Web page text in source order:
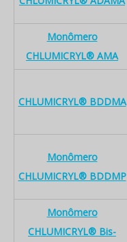
Monômero
CHLUMICRYL® AMA
CHLUMICRYL® BDDMA
Monômero
CHLUMICRYL® BDDMP
Monômero
CHLUMICRYL® Bis-